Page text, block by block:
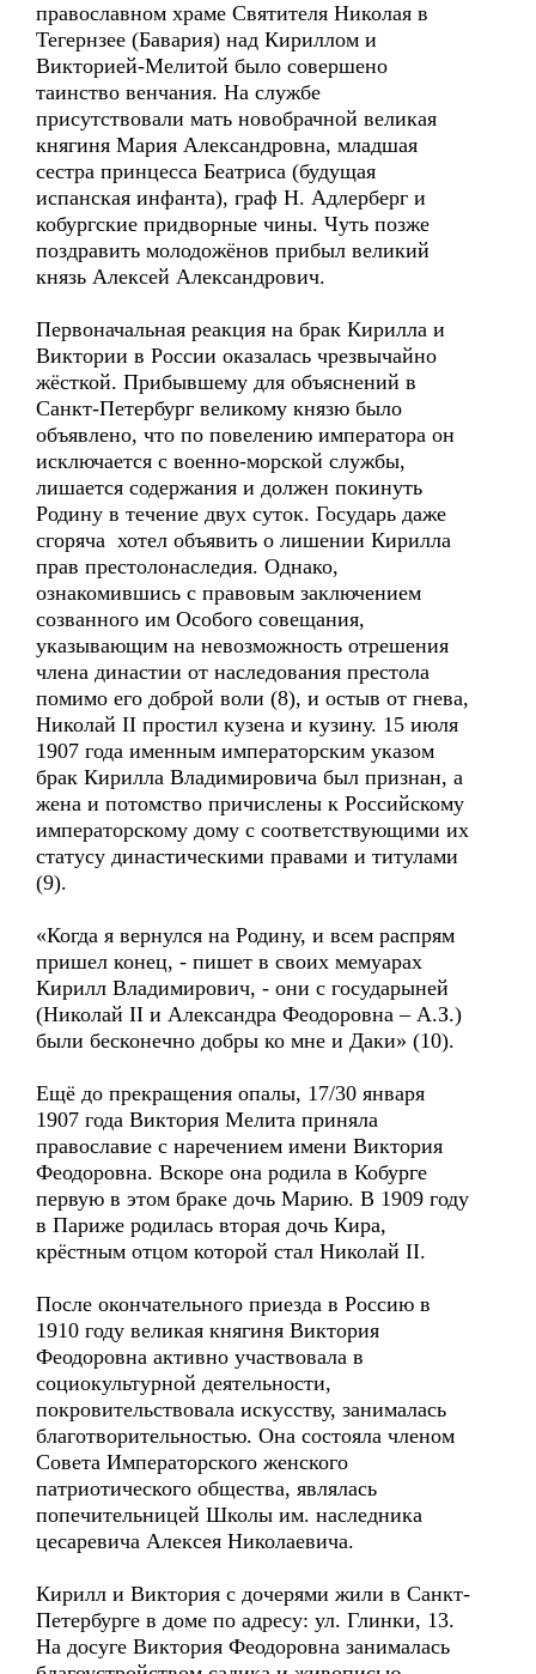
православном храме Святителя Николая в
Тегернзее (Бавария) над Кириллом и
Викторией-Мелитой было совершено
таинство венчания. На службе
присутствовали мать новобрачной великая
княгиня Мария Александровна, младшая
сестра принцесса Беатриса (будущая
испанская инфанта), граф Н. Адлерберг и
кобургские придворные чины. Чуть позже
поздравить молодожёнов прибыл великий
князь Алексей Александрович.
Первоначальная реакция на брак Кирилла и
Виктории в России оказалась чрезвычайно
жёсткой. Прибывшему для объяснений в
Санкт-Петербург великому князю было
объявлено, что по повелению императора он
исключается с военно-морской службы,
лишается содержания и должен покинуть
Родину в течение двух суток. Государь даже
сгоряча хотел объявить о лишении Кирилла
прав престолонаследия. Однако,
ознакомившись с правовым заключением
созванного им Особого совещания,
указывающим на невозможность отрешения
члена династии от наследования престола
помимо его доброй воли (8), и остыв от гнева,
Николай II простил кузена и кузину. 15 июля
1907 года именным императорским указом
брак Кирилла Владимировича был признан, а
жена и потомство причислены к Российскому
императорскому дому с соответствующими их
статусу династическими правами и титулами
(9).
«Когда я вернулся на Родину, и всем распрям
пришел конец, - пишет в своих мемуарах
Кирилл Владимирович, - они с государыней
(Николай II и Александра Феодоровна – А.З.)
были бесконечно добры ко мне и Даки» (10).
Ещё до прекращения опалы, 17/30 января
1907 года Виктория Мелита приняла
православие с наречением имени Виктория
Феодоровна. Вскоре она родила в Кобурге
первую в этом браке дочь Марию. В 1909 году
в Париже родилась вторая дочь Кира,
крёстным отцом которой стал Николай II.
После окончательного приезда в Россию в
1910 году великая княгиня Виктория
Феодоровна активно участвовала в
социокультурной деятельности,
покровительствовала искусству, занималась
благотворительностью. Она состояла членом
Совета Императорского женского
патриотического общества, являлась
попечительницей Школы им. наследника
цесаревича Алексея Николаевича.
Кирилл и Виктория с дочерями жили в Санкт-
Петербурге в доме по адресу: ул. Глинки, 13.
На досуге Виктория Феодоровна занималась